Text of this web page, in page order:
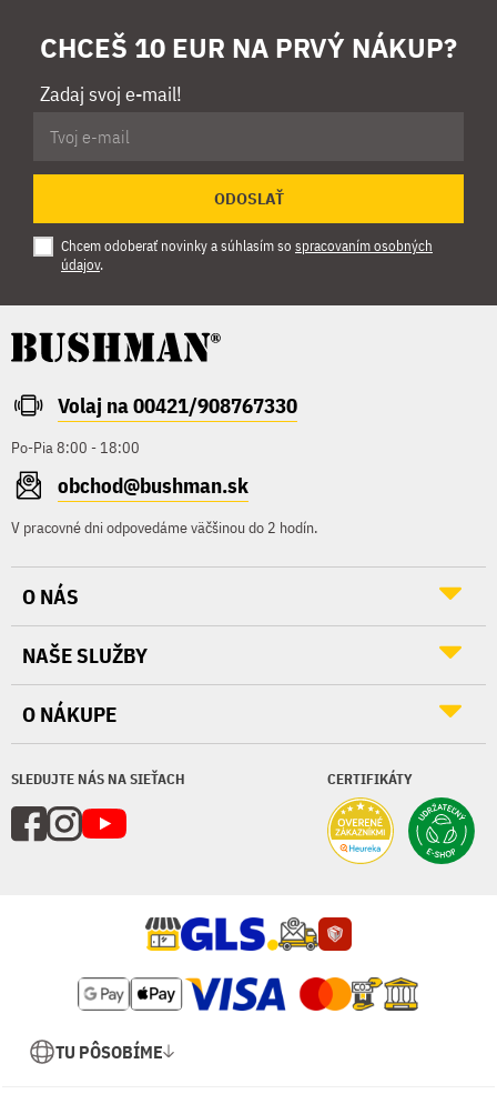
CHCEŠ 10 EUR NA PRVÝ NÁKUP?
Zadaj svoj e-mail!
ODOSLAŤ
Chcem odoberať novinky a súhlasím so spracovaním osobných
údajov.
Volaj na 00421/908767330
Po-Pia 8:00 - 18:00
obchod@bushman.sk
V pracovné dni odpovedáme väčšinou do 2 hodín.
SLEDUJTE NÁS NA SIEŤACH CERTIFIKÁTY
O NÁS
NAŠE SLUŽBY
O NÁKUPE
TU PÔSOBÍME